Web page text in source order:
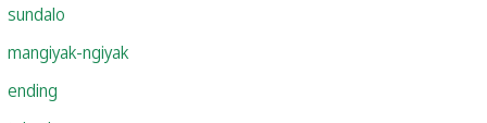
sundalo
mangiyak-ngiyak
ending